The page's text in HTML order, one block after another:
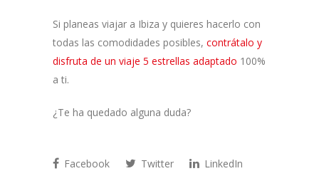
Si planeas viajar a Ibiza y quieres hacerlo con
todas las comodidades posibles, contrátalo y
disfruta de un viaje 5 estrellas adaptado 100%
a ti.
¿Te ha quedado alguna duda?
Facebook Twitter LinkedIn